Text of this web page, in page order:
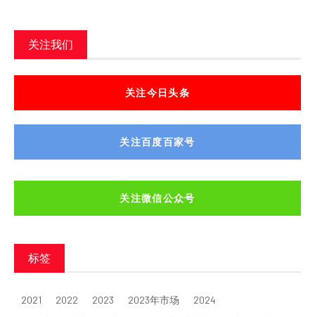
关注我们
关注今日头条
关注百度百家号
关注微信公众号
标签
2021 2022 2023 2023年市场
2024